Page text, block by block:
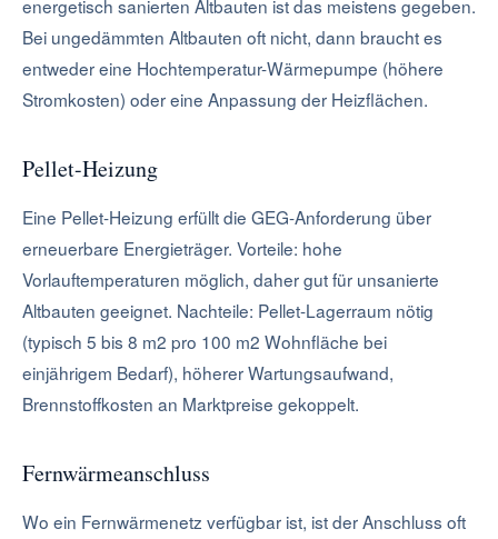
energetisch sanierten Altbauten ist das meistens gegeben.
Bei ungedämmten Altbauten oft nicht, dann braucht es
entweder eine Hochtemperatur-Wärmepumpe (höhere
Stromkosten) oder eine Anpassung der Heizflächen.
Pellet-Heizung
Eine Pellet-Heizung erfüllt die GEG-Anforderung über
erneuerbare Energieträger. Vorteile: hohe
Vorlauftemperaturen möglich, daher gut für unsanierte
Altbauten geeignet. Nachteile: Pellet-Lagerraum nötig
(typisch 5 bis 8 m2 pro 100 m2 Wohnfläche bei
einjährigem Bedarf), höherer Wartungsaufwand,
Brennstoffkosten an Marktpreise gekoppelt.
Fernwärmeanschluss
Wo ein Fernwärmenetz verfügbar ist, ist der Anschluss oft